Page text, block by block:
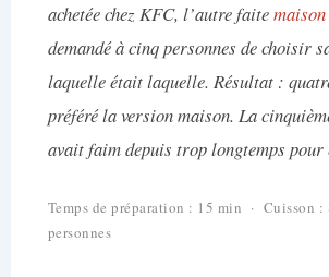
achetée chez KFC, l’autre faitemaison
demandé à cinq personnes de choisir
laquelle était laquelle. Résultat :
préféré la version maison. La
avait faim depuis trop longtemps pour
Temps de préparation : 15 min · Cuisson
personnes